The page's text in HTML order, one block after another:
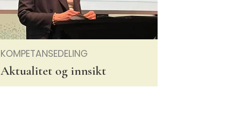
KOMPETANSEDELING
Aktualitet og innsikt